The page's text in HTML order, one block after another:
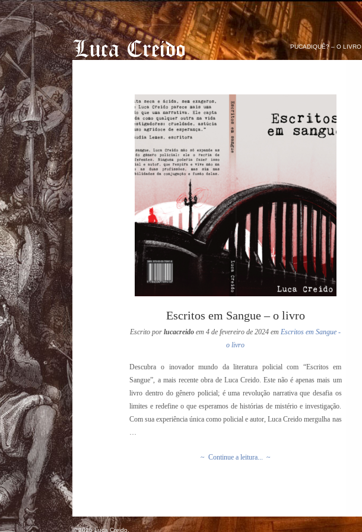
PUCADIQUÊ? – O LIVRO
Escritos em Sangue – o livro
Escrito porlucacreido em 4 de fevereiro de 2024 emEscritos em Sangue -
o livro
Descubra o inovador mundo da literatura policial com “Escritos em
Sangue”, a mais recente obra de Luca Creido. Este não é apenas mais um
livro dentro do gênero policial; é uma revolução narrativa que desafia os
limites e redefine o que esperamos de histórias de mistério e investigação.
Com sua experiência única como policial e autor, Luca Creido mergulha nas
…
~ Continue a leitura... ~
© 2026 Luca Creido.